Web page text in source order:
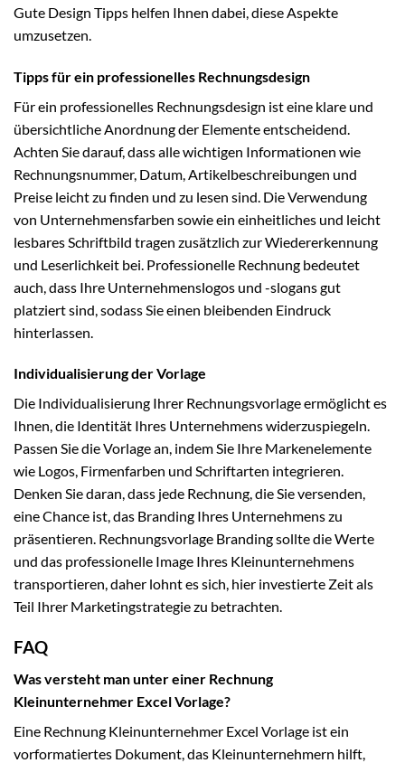
Gute Design Tipps helfen Ihnen dabei, diese Aspekte
umzusetzen.
Tipps für ein professionelles Rechnungsdesign
Für ein professionelles Rechnungsdesign ist eine klare und
übersichtliche Anordnung der Elemente entscheidend.
Achten Sie darauf, dass alle wichtigen Informationen wie
Rechnungsnummer, Datum, Artikelbeschreibungen und
Preise leicht zu finden und zu lesen sind. Die Verwendung
von Unternehmensfarben sowie ein einheitliches und leicht
lesbares Schriftbild tragen zusätzlich zur Wiedererkennung
und Leserlichkeit bei. Professionelle Rechnung bedeutet
auch, dass Ihre Unternehmenslogos und -slogans gut
platziert sind, sodass Sie einen bleibenden Eindruck
hinterlassen.
Individualisierung der Vorlage
Die Individualisierung Ihrer Rechnungsvorlage ermöglicht es
Ihnen, die Identität Ihres Unternehmens widerzuspiegeln.
Passen Sie die Vorlage an, indem Sie Ihre Markenelemente
wie Logos, Firmenfarben und Schriftarten integrieren.
Denken Sie daran, dass jede Rechnung, die Sie versenden,
eine Chance ist, das Branding Ihres Unternehmens zu
präsentieren. Rechnungsvorlage Branding sollte die Werte
und das professionelle Image Ihres Kleinunternehmens
transportieren, daher lohnt es sich, hier investierte Zeit als
Teil Ihrer Marketingstrategie zu betrachten.
FAQ
Was versteht man unter einer Rechnung
Kleinunternehmer Excel Vorlage?
Eine Rechnung Kleinunternehmer Excel Vorlage ist ein
vorformatiertes Dokument, das Kleinunternehmern hilft,